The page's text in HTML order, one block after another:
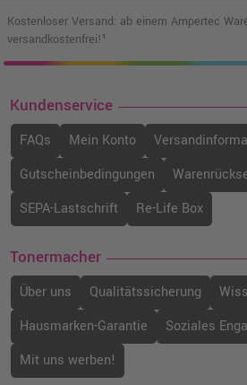
o. MwSt. 4,22 €
5,02 €
Kostenloser Versand: ab einem Ampertec
versandkostenfrei!¹
Kundenservice
FAQs Mein Konto
Gutscheinbedingungen
SEPA-Lastschrift
Re-Life Box
Tonermacher
Über uns Qualitätssicherung
Hausmarken-Garantie
Soziales
Mit uns werben!